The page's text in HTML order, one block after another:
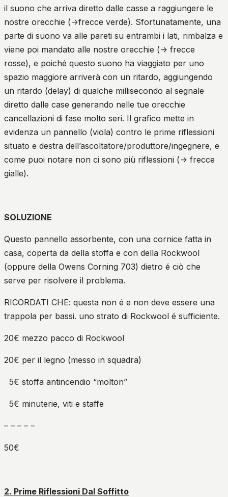
il suono che arriva diretto dalle casse a raggiungere le
nostre orecchie (->frecce verde). Sfortunatamente, una
parte di suono va alle pareti su entrambi i lati, rimbalza e
viene poi mandato alle nostre orecchie (-> frecce
rosse), e poiché questo suono ha viaggiato per uno
spazio maggiore arriverà con un ritardo, aggiungendo
un ritardo (delay) di qualche millisecondo al segnale
diretto dalle case generando nelle tue orecchie
cancellazioni di fase molto seri. Il grafico mette in
evidenza un pannello (viola) contro le prime riflessioni
situato e destra dell’ascoltatore/produttore/ingegnere, e
come puoi notare non ci sono più riflessioni (-> frecce
gialle).
SOLUZIONE
Questo pannello assorbente, con una cornice fatta in
casa, coperta da della stoffa e con della Rockwool
(oppure della Owens Corning 703) dietro é ciò che
serve per risolvere il problema.
RICORDATI CHE: questa non é e non deve essere una
trappola per bassi. uno strato di Rockwool é sufficiente.
20€ mezzo pacco di Rockwool
20€ per il legno (messo in squadra)
5€ stoffa antincendio “molton”
5€ minuterie, viti e staffe
– – – – –
50€
2. Prime Riflessioni Dal Soffitto